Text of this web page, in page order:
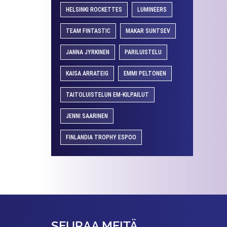
HELSINKI ROCKETTES LUMINEERS
TEAM FINTASTIC MAKAR SUNTSEV
JANNA JYRKINEN PARILUISTELU
KAISA ARRATEIG EMMI PELTONEN
TAITOLUISTELUN EM-KILPAILUT
JENNI SAARINEN
FINLANDIA TROPHY ESPOO